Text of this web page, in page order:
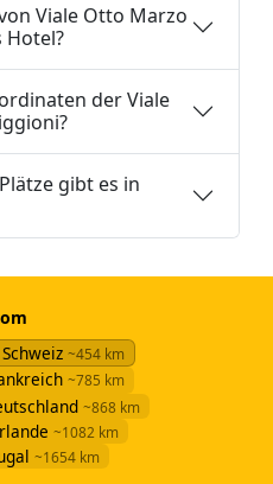
Viale Otto Marzo
Hotel?
der Viale
gibt es in
~454 km
~785 km
~868 km
~1082 km
~1654 km